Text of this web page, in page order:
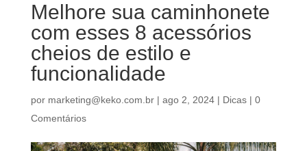
Melhore sua caminhonete
com esses 8 acessórios
cheios de estilo e
funcionalidade
por marketing@keko.com.br| ago 2, 2024| Dicas| 0
Comentários